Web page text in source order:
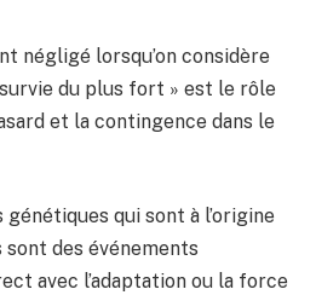
négligé lorsqu’on considère
survie du plus fort » est le rôle
et la contingence dans le
qui sont à l’origine
des événements
avec l’adaptation ou la force